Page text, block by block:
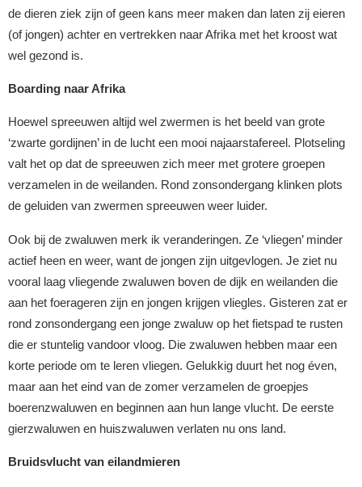
de dieren ziek zijn of geen kans meer maken dan laten zij eieren
(of jongen) achter en vertrekken naar Afrika met het kroost wat
wel gezond is.
Boarding naar Afrika
Hoewel spreeuwen altijd wel zwermen is het beeld van grote
‘zwarte gordijnen’ in de lucht een mooi najaarstafereel. Plotseling
valt het op dat de spreeuwen zich meer met grotere groepen
verzamelen in de weilanden. Rond zonsondergang klinken plots
de geluiden van zwermen spreeuwen weer luider.
Ook bij de zwaluwen merk ik veranderingen. Ze ‘vliegen’ minder
actief heen en weer, want de jongen zijn uitgevlogen. Je ziet nu
vooral laag vliegende zwaluwen boven de dijk en weilanden die
aan het foerageren zijn en jongen krijgen vliegles. Gisteren zat er
rond zonsondergang een jonge zwaluw op het fietspad te rusten
die er stuntelig vandoor vloog. Die zwaluwen hebben maar een
korte periode om te leren vliegen. Gelukkig duurt het nog éven,
maar aan het eind van de zomer verzamelen de groepjes
boerenzwaluwen en beginnen aan hun lange vlucht. De eerste
gierzwaluwen en huiszwaluwen verlaten nu ons land.
Bruidsvlucht van eilandmieren